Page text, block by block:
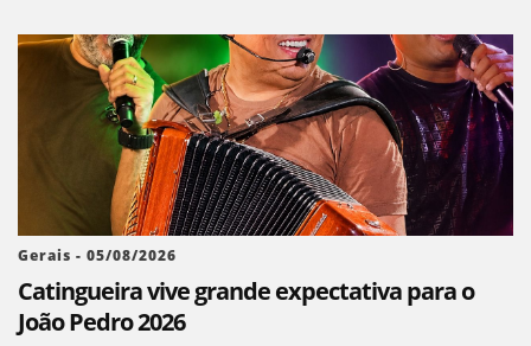
Gerais - 05/08/2026
Catingueira vive grande expectativa para o
João Pedro 2026